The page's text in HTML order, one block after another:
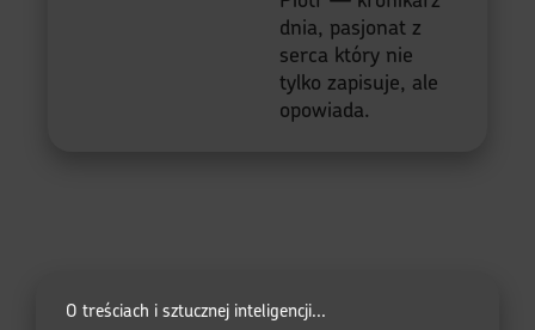
dnia, pasjonat z
serca który nie
tylko zapisuje, ale
opowiada.
O treściach i sztucznej inteligencji...